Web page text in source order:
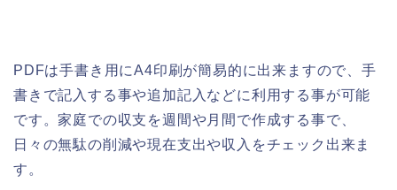
PDFは手書き用にA4印刷が簡易的に出来ますので、手
書きで記入する事や追加記入などに利用する事が可能
です。家庭での収支を週間や月間で作成する事で、
日々の無駄の削減や現在支出や収入をチェック出来ま
す。